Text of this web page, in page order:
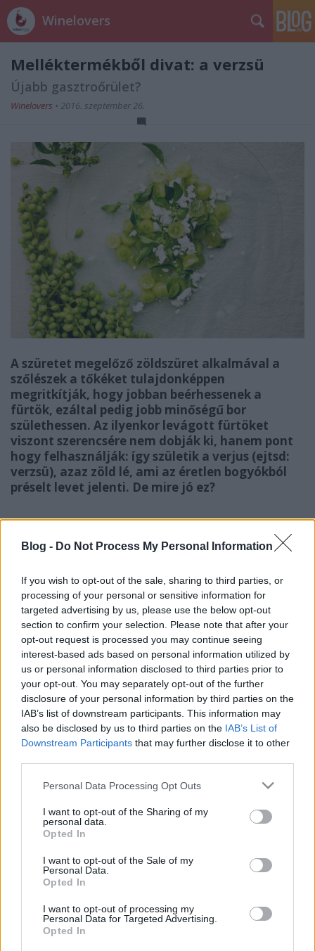
Blog - Do Not Process My Personal Information
If you wish to opt-out of the sale, sharing to third parties, or
processing of your personal or sensitive information for
targeted advertising by us, please use the below opt-out
section to confirm your selection. Please note that after your
opt-out request is processed you may continue seeing
interest-based ads based on personal information utilized by
us or personal information disclosed to third parties prior to
your opt-out. You may separately opt-out of the further
disclosure of your personal information by third parties on the
IAB’s list of downstream participants. This information may
also be disclosed by us to third parties on the IAB’s List of
Downstream Participants that may further disclose it to other
Please note that this website/app uses one or more Google
not limited to your visit or usage behaviour. You may click to
grant or deny consent to Google and its third-party tags to
use your data for below specified purposes in below Google
consent section.
Personal Data Processing Opt Outs
I want to opt-out of the Sharing of my
personal data.
Opted In
I want to opt-out of the Sale of my
Personal Data.
Opted In
I want to opt-out of processing my
Personal Data for Targeted Advertising.
Opted In
Winelovers
Melléktermékből divat: a verzsü
Újabb gasztroőrület?
Winelovers • 2016. szeptember 26.
A szüretet megelőző zöldszüret alkalmával a
szőlészek a tőkéket tulajdonképpen
megritkítják, hogy jobban beérhessenek a
fürtök, ezáltal pedig jobb minőségű bor
születhessen. Az ilyenkor levágott fürtöket
viszont szerencsére nem dobják ki, hanem pont
hogy felhasználják: így születik a verjus (ejtsd:
verzsü), azaz zöld lé, ami az éretlen bogyókból
préselt levet jelenti. De mire jó ez?
savanyítóanyagnak számított a verzsü, és szószok,
használták, ráadásul a
híres dijoni mustárt is ezzel
higították. Ma újra reneszánszát éli, és közkedvelt
alapanyag nemcsak a séfek, de a bártenderek között
is. A legnagyobb különlegessége, hogy míg a
citrusos koktélokat összerázva készítik, averjus-vel
készítetteket keverni érdemes, ezt pedig a
bártenderek imádják, hiszen így könnyen
meglepetést okozhatnak vendégeiknek.
A verzsü finom savai sokoldalú partnerként
szolgálnak, legyen szó ételről vagy italról. Az éretlen
szőlőlé egyfajta fehér vászonként szolgál, hiszen
vagy változtatja meg a többi hozzávaló karakterét,